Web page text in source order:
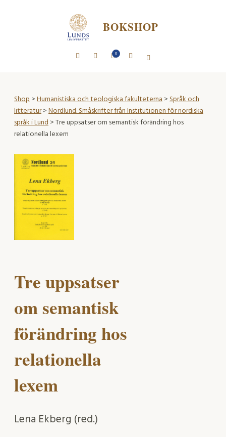
BOKSHOP
0
Shop>Humanistiska och teologiska fakulteterna>Språk och
litteratur>Nordlund. Småskrifter från Institutionen för nordiska
språk i Lund> Tre uppsatser om semantisk förändring hos
relationella lexem
Tre uppsatser
om semantisk
förändring hos
relationella
lexem
Lena Ekberg (red.)